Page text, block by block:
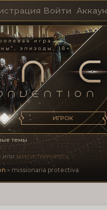
ИГРОК
Войти
темы
ИЛИ ЗАРЕГИСТРИРУЙТЕСЬ.
» missionaria protectiva